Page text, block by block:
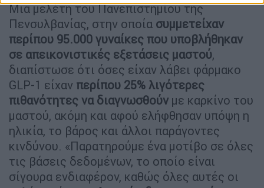
Μια μελέτη του Πανεπιστημίου της
Πενσυλβανίας, στην οποία συμμετείχαν
περίπου 95.000 γυναίκες που υποβλήθηκαν
σε απεικονιστικές εξετάσεις μαστού,
διαπίστωσε ότι όσες είχαν λάβει φάρμακο
GLP-1 είχαν περίπου 25% λιγότερες
πιθανότητες να διαγνωσθούν με καρκίνο του
μαστού, ακόμη και αφού ελήφθησαν υπόψη η
ηλικία, το βάρος και άλλοι παράγοντες
κινδύνου. «Παρατηρούμε ένα μοτίβο σε όλες
τις βάσεις δεδομένων, το οποίο είναι
σίγουρα ενδιαφέρον, καθώς όλες αυτές οι